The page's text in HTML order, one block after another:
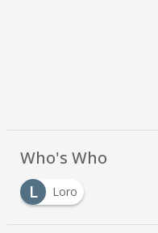
Who's Who
L
Loro